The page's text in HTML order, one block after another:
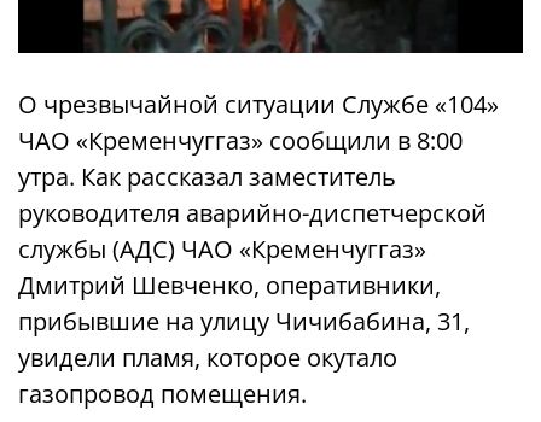
О чрезвычайной ситуации Службе «104»
ЧАО «Кременчуггаз» сообщили в 8:00
утра. Как рассказал заместитель
руководителя аварийно-диспетчерской
службы (АДС) ЧАО «Кременчуггаз»
Дмитрий Шевченко, оперативники,
прибывшие на улицу Чичибабина, 31,
увидели пламя, которое окутало
газопровод помещения.